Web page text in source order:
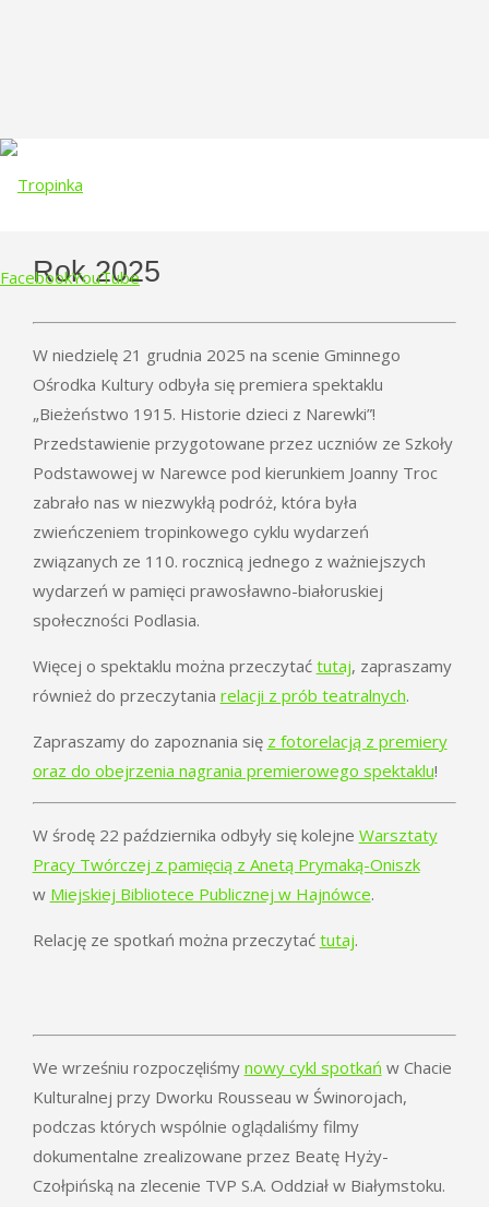
FacebookYouTube
content
Rok 2025
W niedzielę 21 grudnia 2025 na scenie Gminnego
Ośrodka Kultury odbyła się premiera spektaklu
„Bieżeństwo 1915. Historie dzieci z Narewki”!
Przedstawienie przygotowane przez uczniów ze Szkoły
Podstawowej w Narewce pod kierunkiem Joanny Troc
zabrało nas w niezwykłą podróż, która była
zwieńczeniem tropinkowego cyklu wydarzeń
związanych ze 110. rocznicą jednego z ważniejszych
wydarzeń w pamięci prawosławno-białoruskiej
społeczności Podlasia.
Więcej o spektaklu można przeczytać tutaj, zapraszamy
również do przeczytania relacji z prób teatralnych.
Zapraszamy do zapoznania się z fotorelacją z premiery
oraz do obejrzenia nagrania premierowego spektaklu!
W środę 22 października odbyły się kolejne Warsztaty
Pracy Twórczej z pamięcią z Anetą Prymaką-Oniszk
w Miejskiej Bibliotece Publicznej w Hajnówce.
Relację ze spotkań można przeczytać tutaj.
We wrześniu rozpoczęliśmy nowy cykl spotkań w Chacie
Kulturalnej przy Dworku Rousseau w Świnorojach,
podczas których wspólnie oglądaliśmy filmy
dokumentalne zrealizowane przez Beatę Hyży-
Czołpińską na zlecenie TVP S.A. Oddział w Białymstoku.